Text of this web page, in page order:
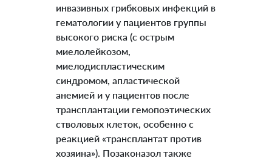
инвазивных грибковых инфекций в
гематологии у пациентов группы
высокого риска (с острым
миелолейкозом,
миелодиспластическим
синдромом, апластической
анемией и у пациентов после
трансплантации гемопоэтических
стволовых клеток, особенно с
реакцией «трансплантат против
хозяина»). Позаконазол также